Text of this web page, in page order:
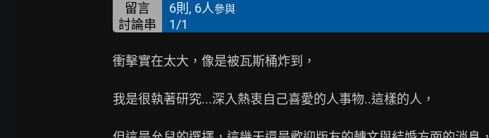
留言
6則, 6人參與
討論串 1/1
衝擊實在太大，像是被瓦斯桶炸到，
我是很執著研究...深入熱衷自己喜愛的人事物..這樣的人，